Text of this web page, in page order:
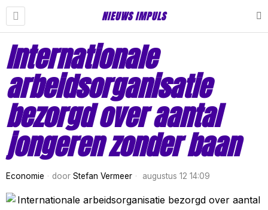
NIEUWS IMPULS
Internationale
arbeidsorganisatie
bezorgd over aantal
jongeren zonder baan
Economie door Stefan Vermeer augustus 12 14:09